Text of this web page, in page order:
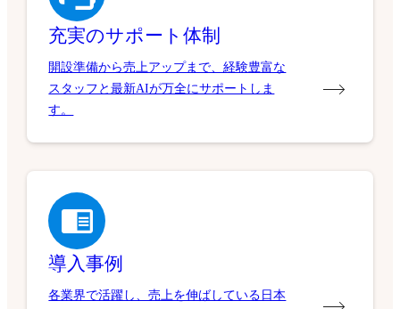
充実のサポート体制
開設準備から売上アップまで、経験豊富な
スタッフと最新AIが万全にサポートしま
す。
導入事例
各業界で活躍し、売上を伸ばしている日本